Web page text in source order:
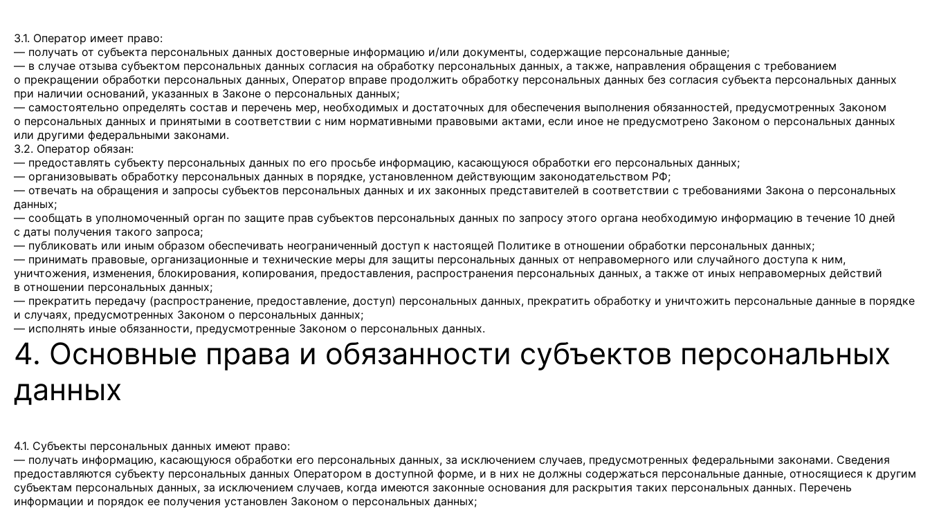
3.1. Оператор имеет право:
— получать от субъекта персональных данных достоверные информацию и/или документы, содержащие персональные данные;
— в случае отзыва субъектом персональных данных согласия на обработку персональных данных, а также, направления обращения с требованием
о прекращении обработки персональных данных, Оператор вправе продолжить обработку персональных данных без согласия субъекта персональных данных
при наличии оснований, указанных в Законе о персональных данных;
— самостоятельно определять состав и перечень мер, необходимых и достаточных для обеспечения выполнения обязанностей, предусмотренных Законом
о персональных данных и принятыми в соответствии с ним нормативными правовыми актами, если иное не предусмотрено Законом о персональных данных
или другими федеральными законами.
3.2. Оператор обязан:
— предоставлять субъекту персональных данных по его просьбе информацию, касающуюся обработки его персональных данных;
— организовывать обработку персональных данных в порядке, установленном действующим законодательством РФ;
— отвечать на обращения и запросы субъектов персональных данных и их законных представителей в соответствии с требованиями Закона о персональных
данных;
— сообщать в уполномоченный орган по защите прав субъектов персональных данных по запросу этого органа необходимую информацию в течение 10 дней
с даты получения такого запроса;
— публиковать или иным образом обеспечивать неограниченный доступ к настоящей Политике в отношении обработки персональных данных;
— принимать правовые, организационные и технические меры для защиты персональных данных от неправомерного или случайного доступа к ним,
уничтожения, изменения, блокирования, копирования, предоставления, распространения персональных данных, а также от иных неправомерных действий
в отношении персональных данных;
— прекратить передачу (распространение, предоставление, доступ) персональных данных, прекратить обработку и уничтожить персональные данные в порядке
и случаях, предусмотренных Законом о персональных данных;
— исполнять иные обязанности, предусмотренные Законом о персональных данных.
4. Основные права и обязанности субъектов персональных
данных
4.1. Субъекты персональных данных имеют право:
— получать информацию, касающуюся обработки его персональных данных, за исключением случаев, предусмотренных федеральными законами. Сведения
предоставляются субъекту персональных данных Оператором в доступной форме, и в них не должны содержаться персональные данные, относящиеся к другим
субъектам персональных данных, за исключением случаев, когда имеются законные основания для раскрытия таких персональных данных. Перечень
информации и порядок ее получения установлен Законом о персональных данных;